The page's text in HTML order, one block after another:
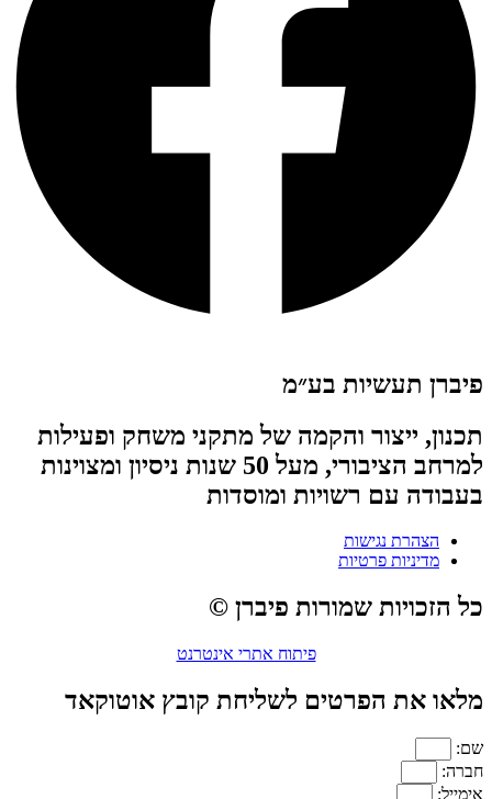
פיברן תעשיות בע״מ
תכנון, ייצור והקמה של מתקני משחק ופעילות
למרחב הציבורי, מעל 50 שנות ניסיון ומצוינות
בעבודה עם רשויות ומוסדות
הצהרת נגישות
מדיניות פרטיות
כל הזכויות שמורות פיברן ©
פיתוח אתרי אינטרנט
מלאו את הפרטים לשליחת קובץ אוטוקאד
שם:
חברה:
אימייל: